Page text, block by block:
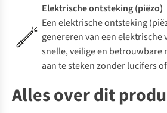
Elektrische ontsteking (piëzo)
Een elektrische ontsteking
genereren van een elektrische
snelle, veilige en betrouwbare
aan te steken zonder lucifers
Alles over dit